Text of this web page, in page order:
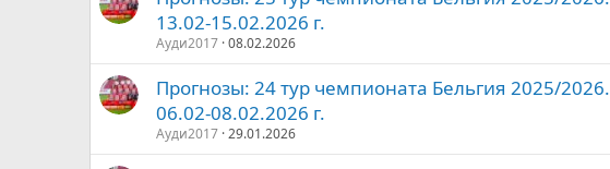
13.02-15.02.2026 г.
Ауди2017 08.02.2026
Прогнозы: 24 тур чемпионата Бельгия 2025/2026.
06.02-08.02.2026 г.
Ауди2017 29.01.2026